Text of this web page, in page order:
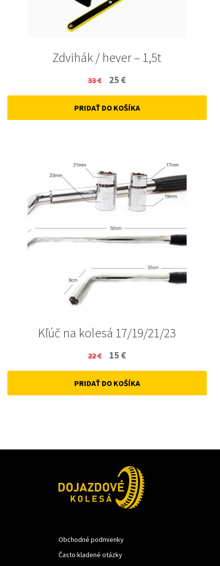
Zdvihák / hever – 1,5t
33€
Original
price
was:
25 €
price
is:
PRIDAŤ DO KOŠÍKA
Kľúč na kolesá 17/19/21/23
22€
Original
price
was:
15 €
price
is:
PRIDAŤ DO KOŠÍKA
Obchodné podmienky
Často kladené otázky